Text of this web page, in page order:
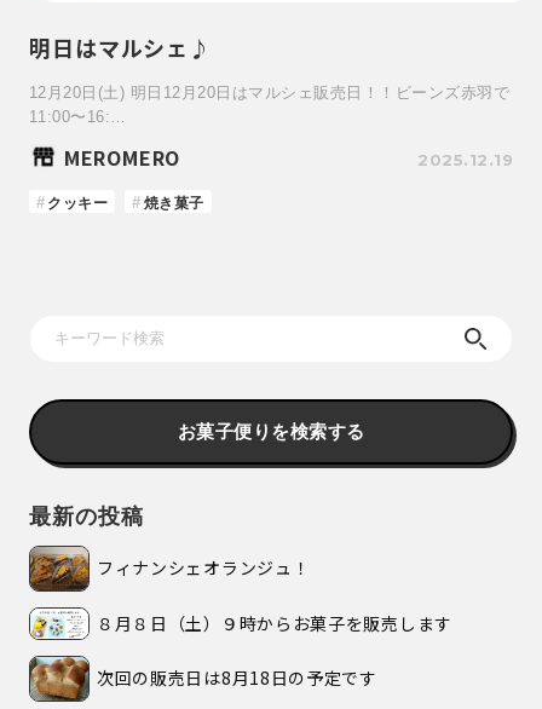
明日はマルシェ♪
12月20日(土) 明日12月20日はマルシェ販売日！！ビーンズ赤羽で
11:00〜16:…
MEROMERO 2025.12.19
クッキー 焼き菓子
お菓子便りを検索する
最新の投稿
フィナンシェオランジュ！
８月８日（土）９時からお菓子を販売します
次回の販売日は8月18日の予定です